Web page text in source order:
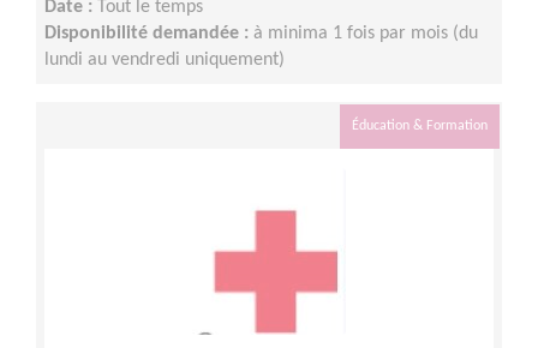
Date : Tout le temps
Disponibilité demandée : à minima 1 fois par mois (du
lundi au vendredi uniquement)
Éducation & Formation